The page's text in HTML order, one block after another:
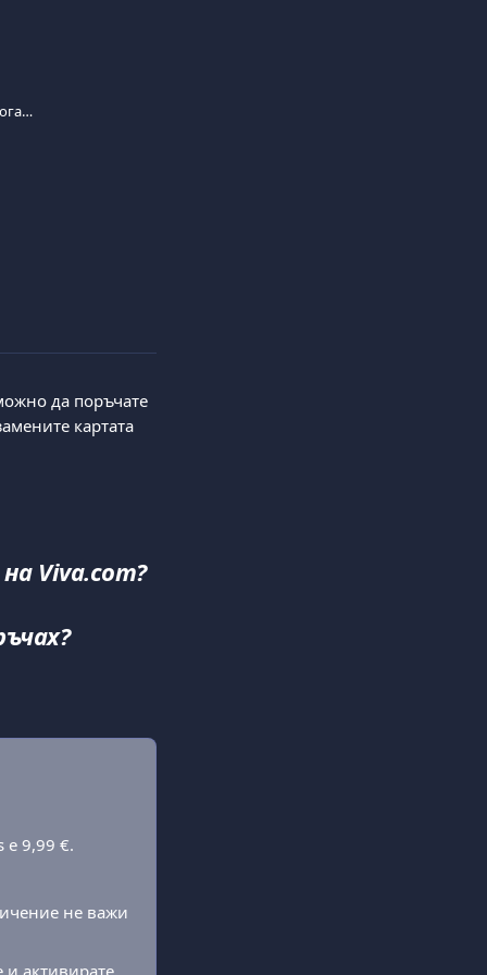
Как мога да поръчам дебитна карта и кога ще я получа?
да поръчате
картата
Viva.com?
е 9,99 €.
не важи
активирате.